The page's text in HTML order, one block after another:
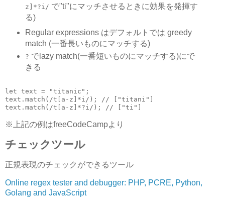
z]*?i/ で"ti"にマッチさせるときに効果を発揮す
る)
Regular expressions はデフォルトでは greedy
match (一番長いものにマッチする)
? でlazy match(一番短いものにマッチする)にで
きる
let text = "titanic";
text.match(/t[a-z]*i/); // ["titani"]
※上記の例はfreeCodeCampより
チェックツール
正規表現のチェックができるツール
Online regex tester and debugger: PHP, PCRE, Python,
Golang and JavaScript